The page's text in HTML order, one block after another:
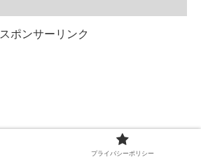
スポンサーリンク
プライバシーポリシー